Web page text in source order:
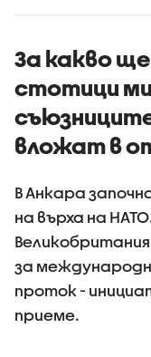
За какво
стотици
вложат в
В Анкара
на върха на
за
проток -
приеме.